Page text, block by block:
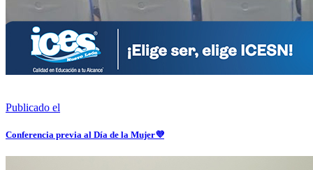
Publicado el
Conferencia previa al Día de la Mujer💜